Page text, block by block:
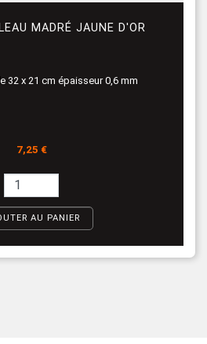
MADRÉ JAUNE D'OR
32 x 21 cm épaisseur 0,6 mm
Prix
7,25 €
AU PANIER